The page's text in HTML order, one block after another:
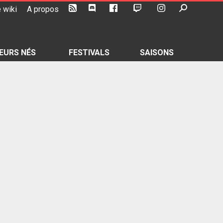
wiki A propos
NÉS FESTIVALS SAISONS